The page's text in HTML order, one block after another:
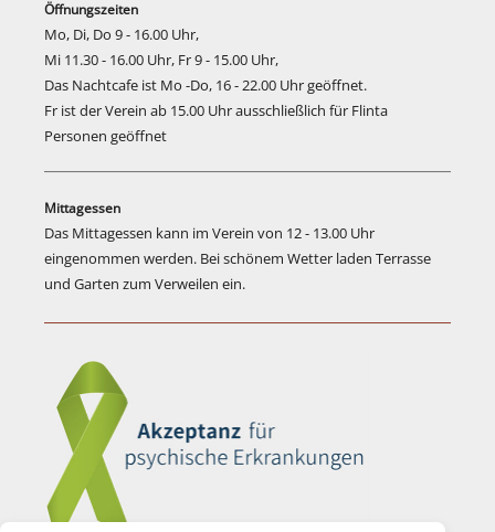
Öffnungszeiten
Mo, Di, Do 9 - 16.00 Uhr,
Mi 11.30 - 16.00 Uhr, Fr 9 - 15.00 Uhr,
Das Nachtcafe ist Mo -Do, 16 - 22.00 Uhr geöffnet.
Fr ist der Verein ab 15.00 Uhr ausschließlich für Flinta
Personen geöffnet
Mittagessen
Das Mittagessen kann im Verein von 12 - 13.00 Uhr
eingenommen werden. Bei schönem Wetter laden Terrasse
und Garten zum Verweilen ein.